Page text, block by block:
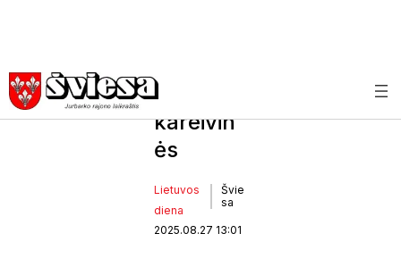
naujos
kareivin
ės
Lietuvos
diena
Švie
sa
2025.08.27 13:01